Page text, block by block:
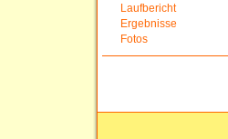
Laufbericht
Ergebnisse
Fotos